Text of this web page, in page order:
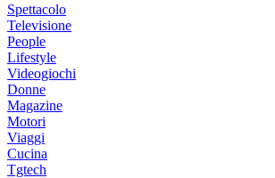
Spettacolo
Televisione
People
Lifestyle
Videogiochi
Donne
Magazine
Motori
Viaggi
Cucina
Tgtech